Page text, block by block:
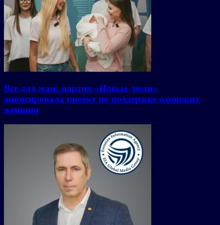
Все для мам: партия «Новые люди»
анонсировала проект по поддержке одиноких
женщин